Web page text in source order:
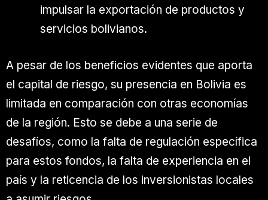
impulsar la exportación de productos y
servicios bolivianos.
A pesar de los beneficios evidentes que aporta
el capital de riesgo, su presencia en Bolivia es
limitada en comparación con otras economías
de la región. Esto se debe a una serie de
desafíos, como la falta de regulación específica
para estos fondos, la falta de experiencia en el
país y la reticencia de los inversionistas locales